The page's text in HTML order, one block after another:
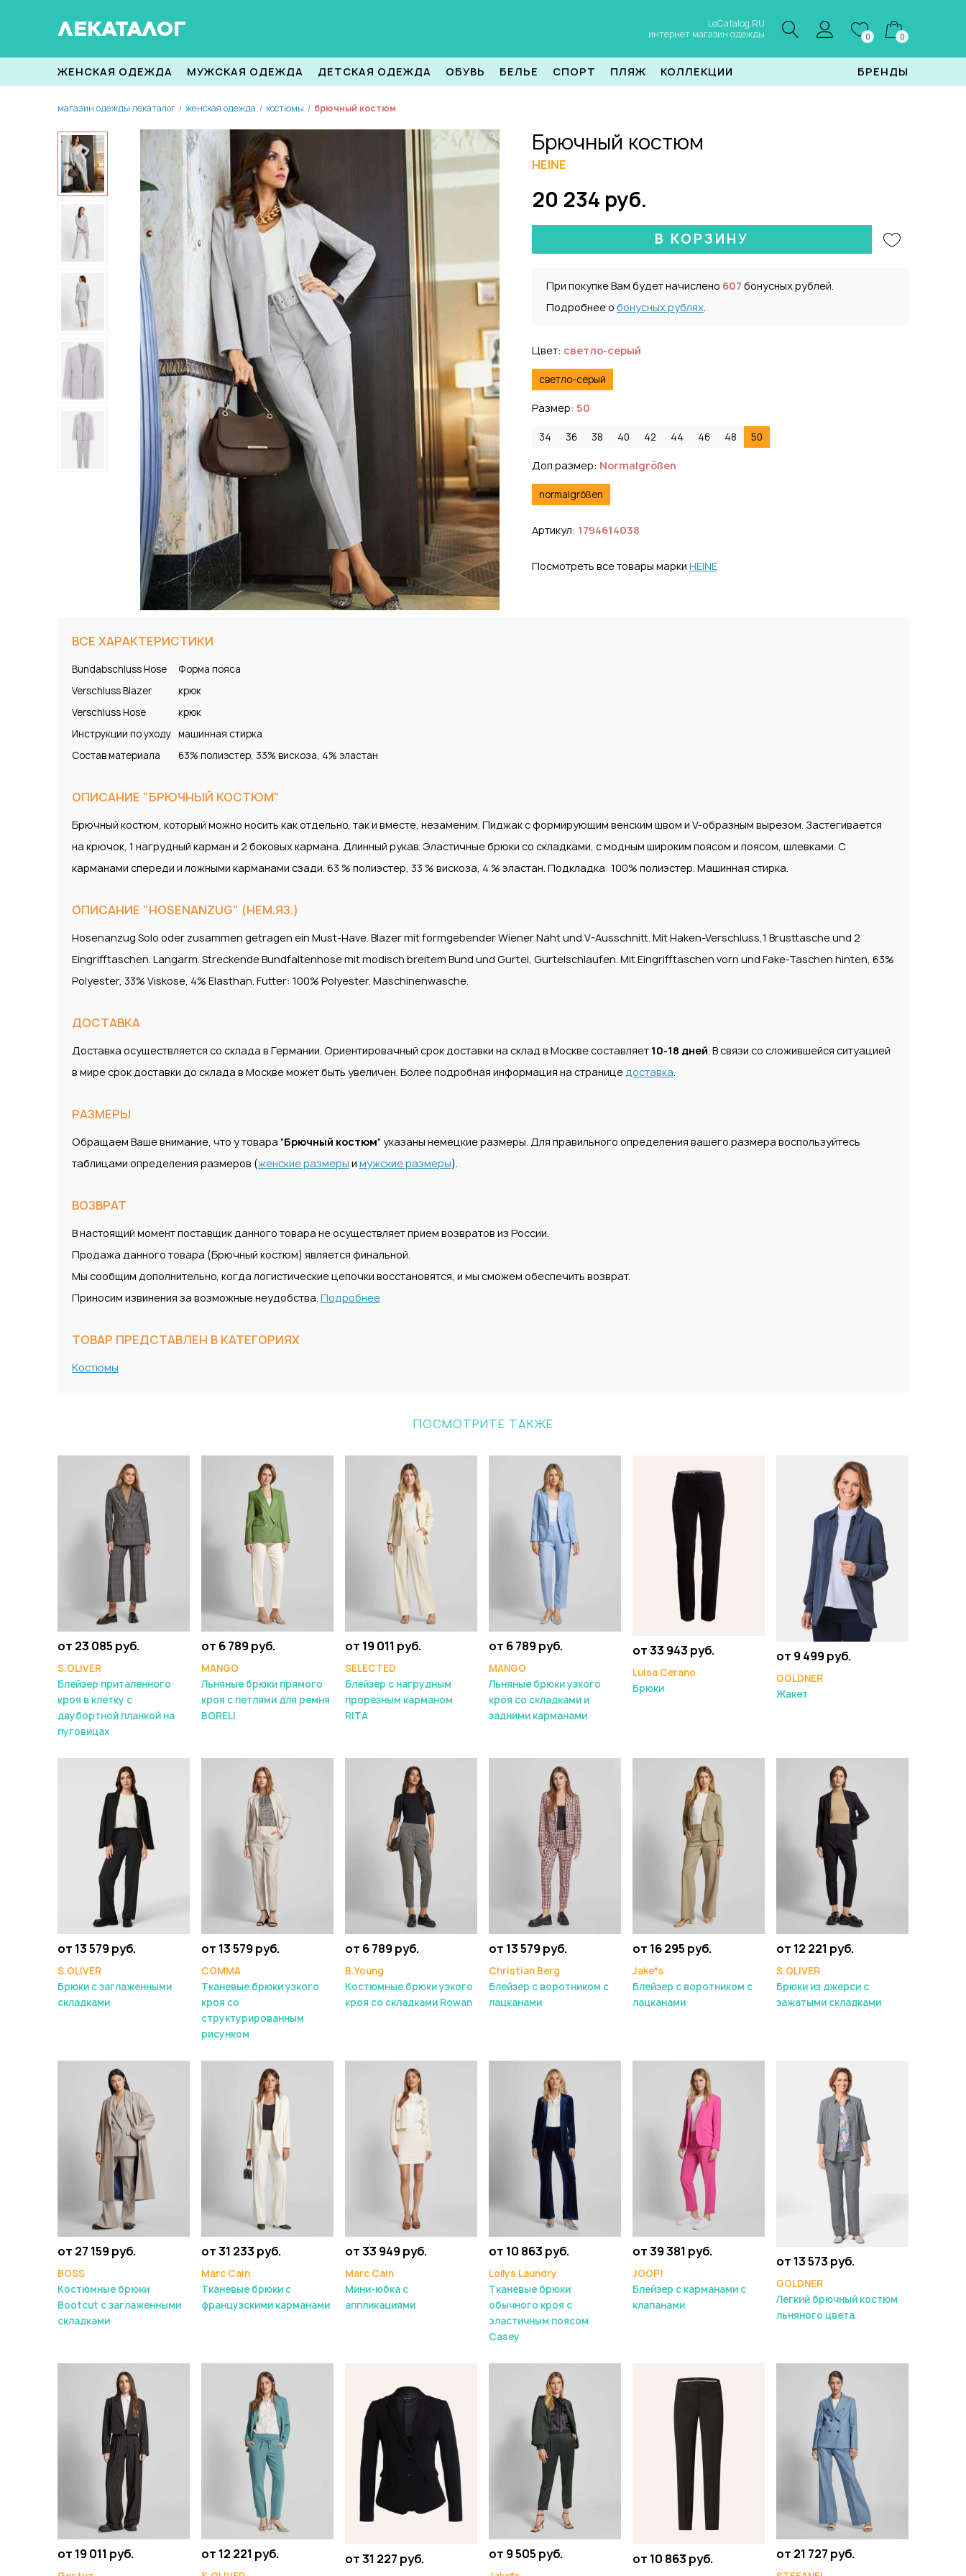
ЛЕКАТАЛОГ
LeCatalog.RU
интернет магазин одежды
0 0
ЖЕНСКАЯ ОДЕЖДА МУЖСКАЯ ОДЕЖДА ДЕТСКАЯ ОДЕЖДА ОБУВЬ БЕЛЬЕ СПОРТ ПЛЯЖ КОЛЛЕКЦИИ БРЕНДЫ
магазин одежды лекаталог / женская одежда / костюмы / брючный костюм
Брючный костюм
HEINE
20 234 руб.
В КОРЗИНУ
При покупке Вам будет начислено 607 бонусных рублей.
Подробнее о бонусных рублях.
Цвет: светло-серый
светло-серый
Размер: 50
34 36 38 40 42 44 46 48 50
Доп.размер: Normalgrößen
normalgrößen
Артикул: 1794614038
Посмотреть все товары марки HEINE
ВСЕ ХАРАКТЕРИСТИКИ
Bundabschluss Hose
Форма пояса
Verschluss Blazer
крюк
Verschluss Hose
крюк
Инструкции по уходу машинная стирка
Состав материала
63% полиэстер, 33% вискоза, 4% эластан
ОПИСАНИЕ "БРЮЧНЫЙ КОСТЮМ"
Брючный костюм, который можно носить как отдельно, так и вместе, незаменим. Пиджак с формирующим венским швом и V-образным вырезом. Застегивается
на крючок, 1 нагрудный карман и 2 боковых кармана. Длинный рукав. Эластичные брюки со складками, с модным широким поясом и поясом, шлевками. С
карманами спереди и ложными карманами сзади. 63 % полиэстер, 33 % вискоза, 4 % эластан. Подкладка: 100% полиэстер. Машинная стирка.
ОПИСАНИЕ "HOSENANZUG" (НЕМ.ЯЗ.)
Hosenanzug Solo oder zusammen getragen ein Must-Have. Blazer mit formgebender Wiener Naht und V-Ausschnitt. Mit Haken-Verschluss,1 Brusttasche und 2
Eingrifftaschen. Langarm. Streckende Bundfaltenhose mit modisch breitem Bund und Gurtel, Gurtelschlaufen. Mit Eingrifftaschen vorn und Fake-Taschen hinten, 63%
Polyester, 33% Viskose, 4% Elasthan. Futter: 100% Polyester. Maschinenwasche.
ДОСТАВКА
Доставка осуществляется со склада в Германии. Ориентировачный срок доставки на склад в Москве составляет 10-18 дней. В связи со сложившейся ситуацией
в мире срок доставки до склада в Москве может быть увеличен. Более подробная информация на страницедоставка.
РАЗМЕРЫ
Обращаем Ваше внимание, что у товара "Брючный костюм" указаны немецкие размеры. Для правильного определения вашего размера воспользуйтесь
таблицами определения размеров (женские размеры и мужские размеры).
ВОЗВРАТ
В настоящий момент поставщик данного товара не осуществляет прием возвратов из России.
Продажа данного товара (Брючный костюм) является финальной.
Мы сообщим дополнительно, когда логистические цепочки восстановятся, и мы сможем обеспечить возврат.
Приносим извинения за возможные неудобства. Подробнее
ТОВАР ПРЕДСТАВЛЕН В КАТЕГОРИЯХ
Костюмы
ПОСМОТРИТЕ ТАКЖЕ
от 23 085 руб.
S.OLIVER
Блейзер приталенного
кроя в клетку с
двубортной планкой на
пуговицах
от 6 789 руб.
MANGO
Льняные брюки прямого
кроя с петлями для ремня
BORELI
от 19 011 руб.
SELECTED
Блейзер с нагрудным
прорезным карманом
RITA
от 6 789 руб.
MANGO
Льняные брюки узкого
кроя со складками и
задними карманами
от 33 943 руб.
Luisa Cerano
Брюки
от 9 499 руб.
GOLDNER
Жакет
от 13 579 руб.
S.OLIVER
Брюки с заглаженными
складками
от 13 579 руб.
COMMA
Тканевые брюки узкого
кроя со
структурированным
рисунком
от 6 789 руб.
B.Young
Костюмные брюки узкого
кроя со складками Rowan
от 13 579 руб.
Christian Berg
Блейзер с воротником с
лацканами
от 16 295 руб.
Jake*s
Блейзер с воротником с
лацканами
от 12 221 руб.
S.OLIVER
Брюки из джерси с
зажатыми складками
от 27 159 руб.
BOSS
Костюмные брюки
Bootcut с заглаженными
складками
от 31 233 руб.
Marc Cain
Тканевые брюки с
французскими карманами
от 33 949 руб.
Marc Cain
Мини-юбка с
аппликациями
от 10 863 руб.
Lollys Laundry
Тканевые брюки
обычного кроя с
эластичным поясом
Casey
от 39 381 руб.
JOOP!
Блейзер с карманами с
клапанами
от 13 573 руб.
GOLDNER
Легкий брючный костюм
льняного цвета.
от 19 011 руб. от 12 221 руб. от 31 227 руб. от 9 505 руб. от 10 863 руб. от 21 727 руб.